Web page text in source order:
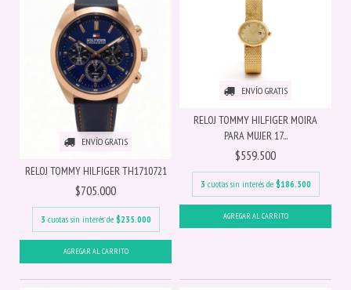
ENVÍO GRATIS
RELOJ TOMMY HILFIGER TH1710721
$705.000
3 cuotas sin interés de $235.000
ENVÍO GRATIS
RELOJ TOMMY HILFIGER MOIRA
PARA MUJER 17...
$559.500
3 cuotas sin interés de $186.500